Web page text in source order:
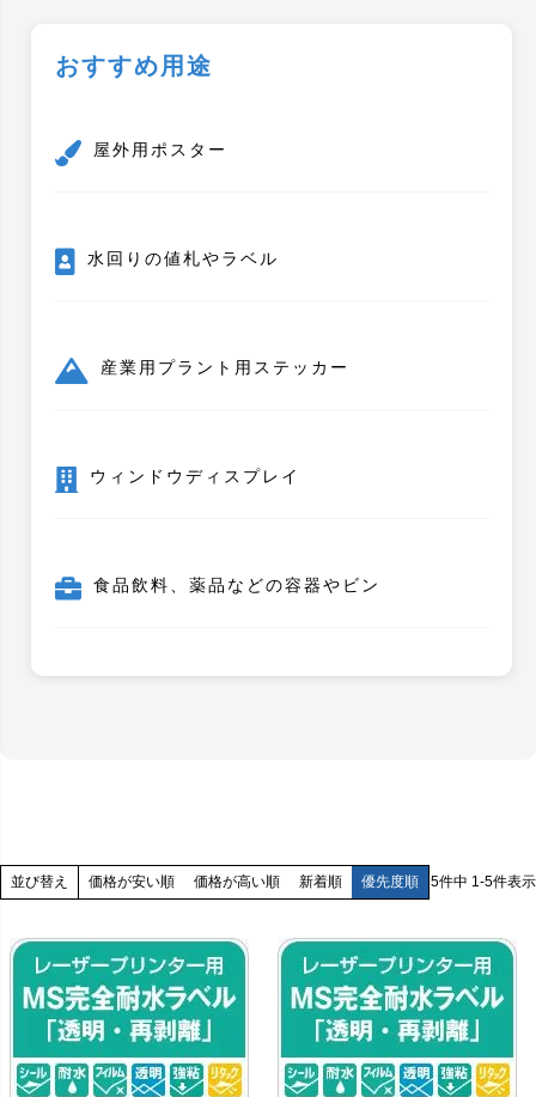
おすすめ用途
屋外用ポスター
水回りの値札やラベル
産業用プラント用ステッカー
ウィンドウディスプレイ
食品飲料、薬品などの容器やビン
並び替え 価格が安い順 価格が高い順 新着順 優先度順 5件中 1-5件表示